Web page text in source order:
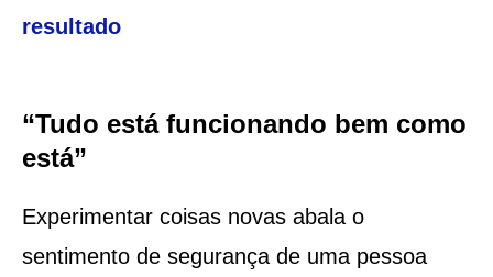
resultado
“Tudo está funcionando bem como
está”
Experimentar coisas novas abala o
sentimento de segurança de uma pessoa